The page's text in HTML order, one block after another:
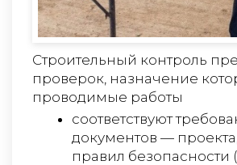
Строительный контроль
проверок, назначение
проводимые работы
соответствуют
документов —
правил безопасности